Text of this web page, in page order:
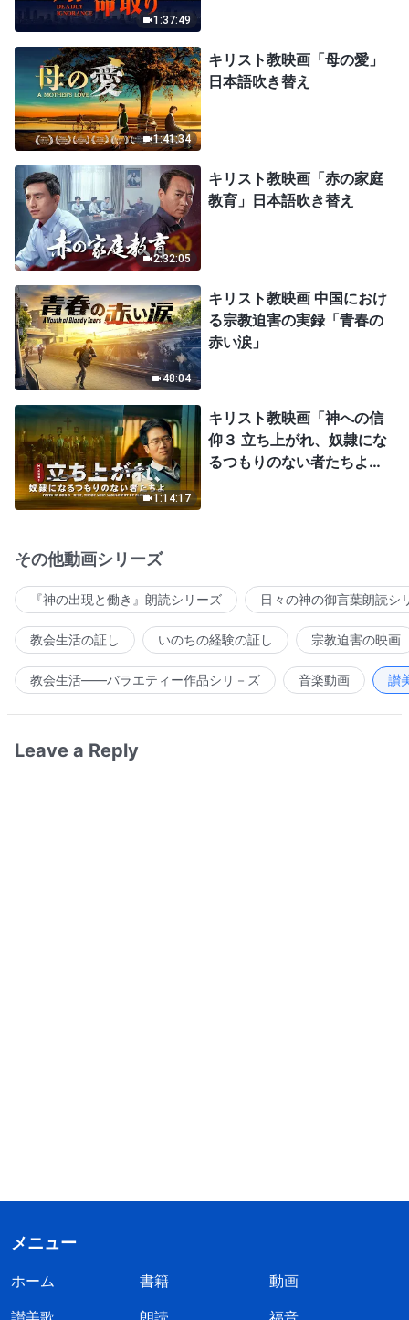
1:37:49
1:41:34
キリスト教映画「母の愛」
日本語吹き替え
2:32:05
キリスト教映画「赤の家庭
教育」日本語吹き替え
48:04
キリスト教映画 中国におけ
る宗教迫害の実録「青春の
赤い涙」
1:14:17
キリスト教映画「神への信
仰３ 立ち上がれ、奴隷にな
るつもりのない者たちよ」
その他動画シリーズ
『神の出現と働き』朗読シリーズ 日々の神の御言葉朗読シ
教会生活の証し いのちの経験の証し 宗教迫害の映画
教会生活――バラエティー作品シリ－ズ 音楽動画 讃
Leave a Reply
メニュー
ホーム 書籍
動画